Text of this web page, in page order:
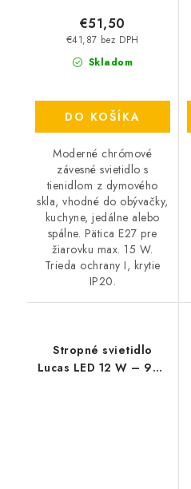
Skladom
€41,87 bez DPH
€51,50
DO KOŠÍKA
Moderné chrómové
závesné svietidlo s
tienidlom z dymového
skla, vhodné do obývačky,
kuchyne, jedálne alebo
spálne. Pätica E27 pre
žiarovku max. 15 W.
Trieda ochrany I, krytie
IP20.
Stropné svietidlo
Lucas LED 12 W – 900